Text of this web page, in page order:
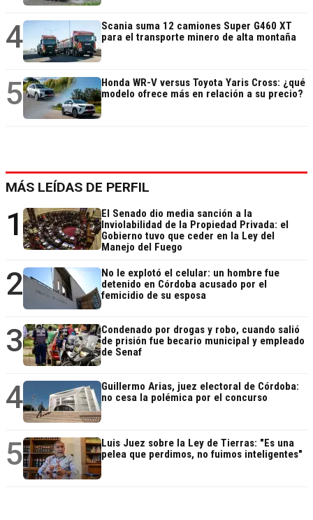
4
Scania suma 12 camiones Super G460 XT
para el transporte minero de alta montaña
5
Honda WR-V versus Toyota Yaris Cross: ¿qué
modelo ofrece más en relación a su precio?
MÁS LEÍDAS DE PERFIL
1
El Senado dio media sanción a la
Inviolabilidad de la Propiedad Privada: el
Gobierno tuvo que ceder en la Ley del
Manejo del Fuego
2
No le explotó el celular: un hombre fue
detenido en Córdoba acusado por el
femicidio de su esposa
3
Condenado por drogas y robo, cuando salió
de prisión fue becario municipal y empleado
de Senaf
4
Guillermo Arias, juez electoral de Córdoba:
no cesa la polémica por el concurso
5
Luis Juez sobre la Ley de Tierras: "Es una
pelea que perdimos, no fuimos inteligentes"